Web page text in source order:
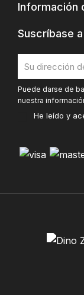
Información
Suscríbase
Puede darse de
nuestra
He leído y